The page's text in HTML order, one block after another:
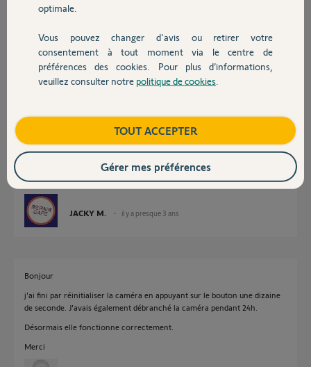
Devis avec un pro
Contact
Réponses
Bonjour Guillaume
Pour créer un nouveau site, cliquer sur le nom du site existant en haut du
premier écran
Si ça ne fonctionne pas poster le N° MAC de la caméra.
N'oubliez pas de désactiver le WIFI 5/6 de la box le temps de l'installation.
JACKY M. il y a presque 3 ans
Bonjour
j'ai fini par réinitialiser la caméra en appuyant sur le bouton une dizaine
de seconde. J'avais également débranché la caméra pendant 24h.
Désormais elle fonctionne correctement.
Merci
optimale.
Vous pouvez changer d'avis ou retirer votre
consentement à tout moment via le centre de
préférences des cookies. Pour plus d’informations,
veuillez consulter notre politique de cookies
TOUT ACCEPTER
Gérer mes préférences